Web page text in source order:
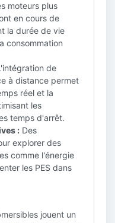
moteurs plus
en cours de
la durée de vie
consommation
de
à distance permet
réel et la
les
temps d'arrêt.
: Des
explorer des
comme l'énergie
les PES dans
jouent un